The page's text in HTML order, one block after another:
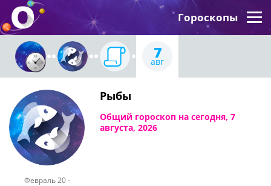
Гороскопы
7
авг
Февраль 20 -
Рыбы
Общий гороскоп на сегодня, 7
августа, 2026